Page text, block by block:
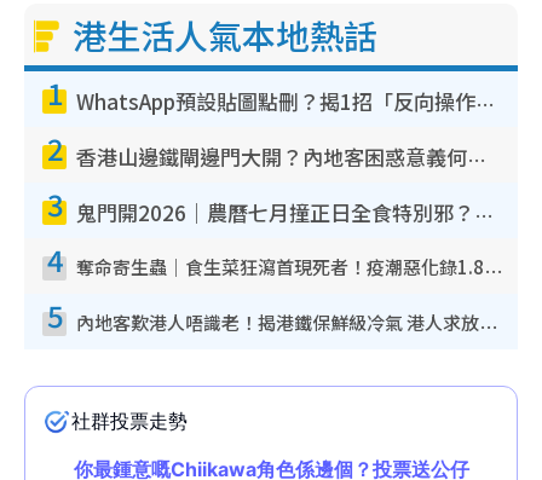
港生活人氣本地熱話
1 WhatsApp預設貼圖點刪？揭1招「反向操作」還原簡潔介面 附3步實測教學
2 香港山邊鐵閘邊門大開？內地客困惑意義何在！網民神回覆：呢種叫法理性防禦
3 鬼門開2026｜農曆七月撞正日全食特別邪？專家警告切忌做一事！揭4大禁忌+2招保平安
4 奪命寄生蟲｜食生菜狂瀉首現死者！疫潮惡化錄1.8萬宗病例 揭洗菜3大謬誤
5 內地客歎港人唔識老！揭港鐵保鮮級冷氣 港人求放過：咪投訴